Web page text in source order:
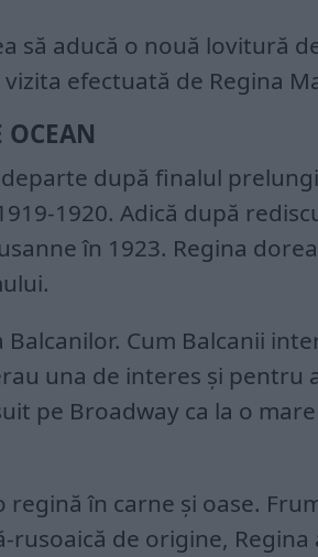
să aducă o nouă lovitură
efectuată de Regina
OCEAN
după finalul
1920. Adică după
în 1923. Regina
Cum Balcanii
una de interes și pentru
pe Broadway ca la o
regină în carne și oase.
de origine, Regina